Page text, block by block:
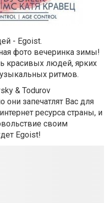
- Egoist.
фото вечеринка зимы!
красивых людей, ярких
ритмов.
& Todurov
они запечатлят Вас для
ресурса страны, и
своим
Egoist!